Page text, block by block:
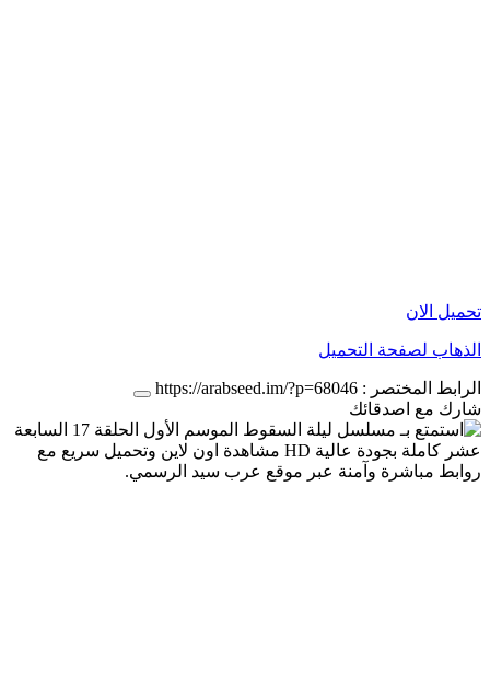
تحميل الان
الذهاب لصفحة التحميل
الرابط المختصر : https://arabseed.im/?p=68046
شارك مع اصدقائك